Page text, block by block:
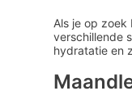
Als je op
verschillende
hydratatie en